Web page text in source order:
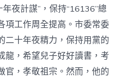
年夜計謀”，保持“16136”總
項工作周全提高。市委常委
二十年夜精力，保持用黨的
龍，希望兒子好好讀書，考
官，孝敬祖宗。然而，他的